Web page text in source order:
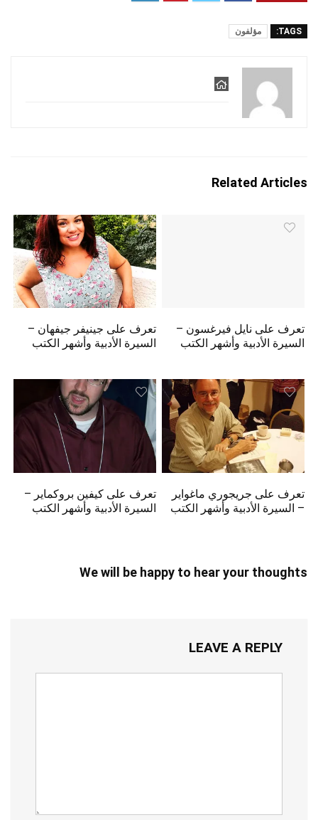
TAGS: مؤلفون
Related Articles
تعرف على نايل فيرغسون –
السيرة الأدبية وأشهر الكتب
تعرف على جينيفر جيفهان –
السيرة الأدبية وأشهر الكتب
تعرف على جريجوري ماغواير
– السيرة الأدبية وأشهر الكتب
تعرف على كيفين بروكماير –
السيرة الأدبية وأشهر الكتب
We will be happy to hear your thoughts
LEAVE A REPLY